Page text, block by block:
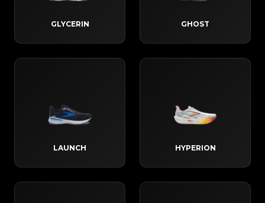
GLYCERIN GHOST
LAUNCH HYPERION